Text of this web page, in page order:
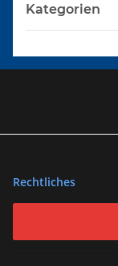
Kategorien
Rechtliches